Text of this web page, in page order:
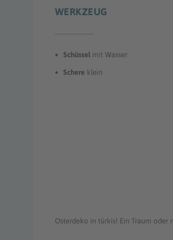
WERKZEUG
Schüssel mit Wasser
Schere klein
Osterdeko in türkis! Ein Traum oder